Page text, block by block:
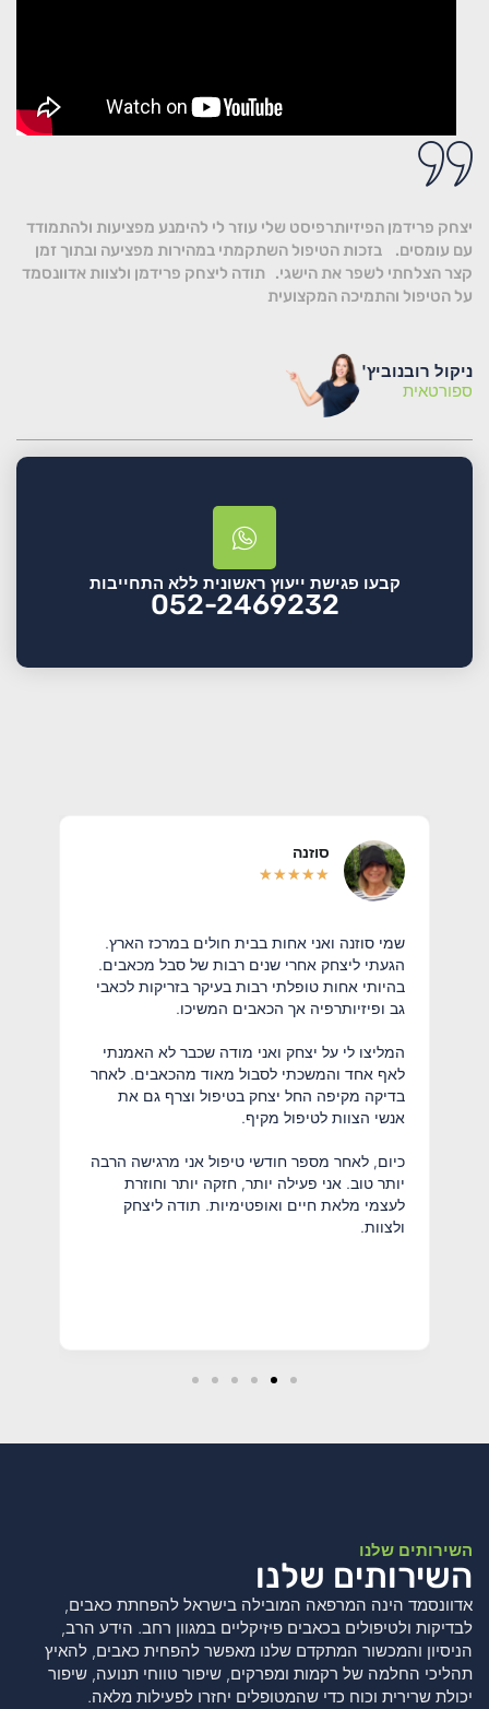
יצחק פרידמן הפיזיותרפיסט שלי עוזר לי להימנע מפציעות ולהתמודד
עם עומסים. בזכות הטיפול השתקמתי במהירות מפציעה ובתוך זמן
קצר הצלחתי לשפר את הישגי. תודה ליצחק פרידמן ולצוות אדוונסמד
על הטיפול והתמיכה המקצועית
ניקול רובנוביץ'
ספורטאית
קבעו פגישת ייעוץ ראשונית ללא התחייבות
052-2469232
סוזנה
★
★
★
★
★
שמי סוזנה ואני אחות בבית חולים במרכז הארץ.
הגעתי ליצחק אחרי שנים רבות של סבל מכאבים.
בהיותי אחות טופלתי רבות בעיקר בזריקות לכאבי
גב ופיזיותרפיה אך הכאבים המשיכו.
המליצו לי על יצחק ואני מודה שכבר לא האמנתי
לאף אחד והמשכתי לסבול מאוד מהכאבים. לאחר
בדיקה מקיפה החל יצחק בטיפול וצרף גם את
אנשי הצוות לטיפול מקיף.
כיום, לאחר מספר חודשי טיפול אני מרגישה הרבה
יותר טוב. אני פעילה יותר, חזקה יותר וחוזרת
לעצמי מלאת חיים ואופטימיות. תודה ליצחק
ולצוות.
השירותים שלנו
השירותים שלנו
אדוונסמד הינה המרפאה המובילה בישראל להפחתת כאבים,
לבדיקות ולטיפולים בכאבים פיזיקליים במגוון רחב. הידע הרב,
הניסיון והמכשור המתקדם שלנו מאפשר להפחית כאבים, להאיץ
תהליכי החלמה של רקמות ומפרקים, שיפור טווחי תנועה, שיפור
יכולת שרירית וכוח כדי שהמטופלים יחזרו לפעילות מלאה.